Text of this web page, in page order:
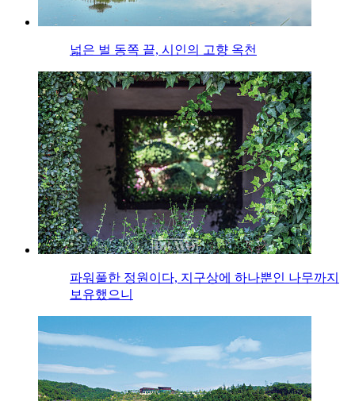
넓은 벌 동쪽 끝, 시인의 고향 옥천
파워풀한 정원이다, 지구상에 하나뿐인 나무까지
보유했으니